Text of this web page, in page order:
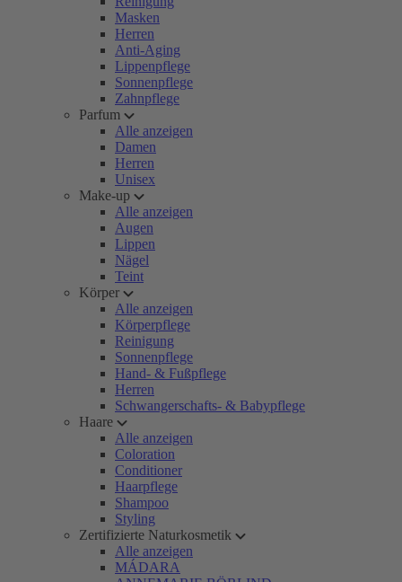
Masken
Herren
Anti-Aging
Lippenpflege
Sonnenpflege
Zahnpflege
Parfum
Alle anzeigen
Damen
Herren
Unisex
Make-up
Alle anzeigen
Augen
Lippen
Nägel
Teint
Körper
Alle anzeigen
Körperpflege
Reinigung
Sonnenpflege
Hand- & Fußpflege
Herren
Schwangerschafts- & Babypflege
Haare
Alle anzeigen
Coloration
Conditioner
Haarpflege
Shampoo
Styling
Zertifizierte Naturkosmetik
Alle anzeigen
MÁDARA